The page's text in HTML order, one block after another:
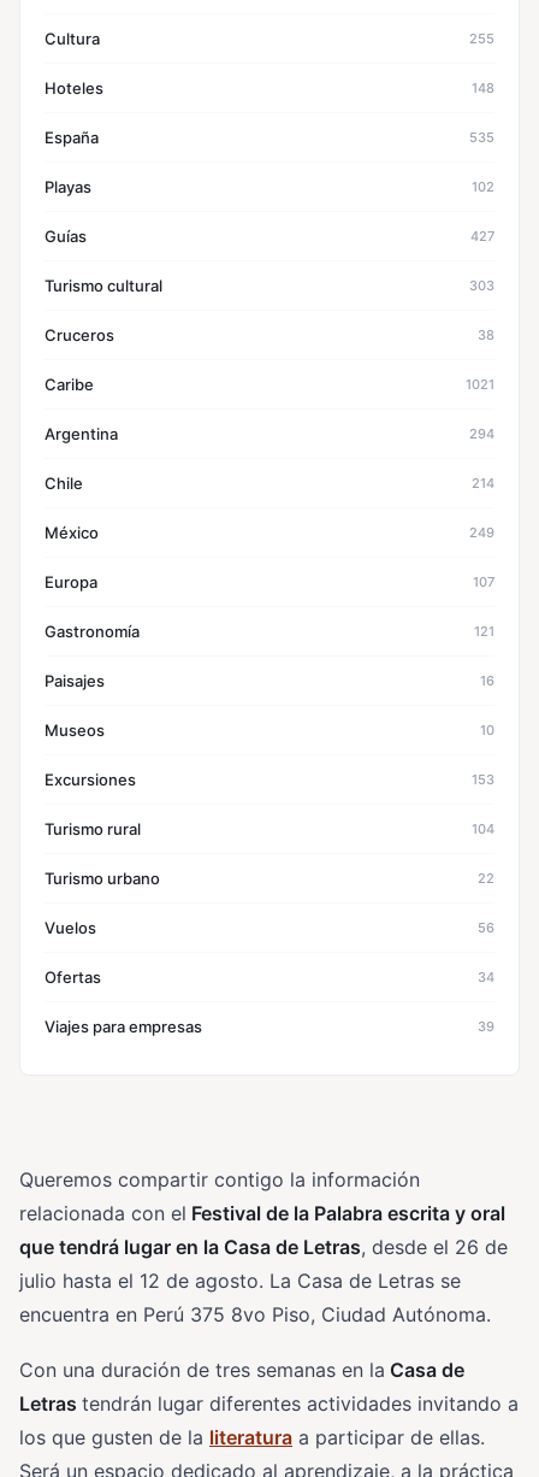
Cultura 255
Hoteles 148
España 535
Playas 102
Guías 427
Turismo cultural 303
Cruceros 38
Caribe 1021
Argentina 294
Chile 214
México 249
Europa 107
Gastronomía 121
Paisajes 16
Museos 10
Excursiones 153
Turismo rural 104
Turismo urbano 22
Vuelos 56
Ofertas 34
Viajes para empresas 39
Queremos compartir contigo la información
relacionada con el Festival de la Palabra escrita y oral
que tendrá lugar en la Casa de Letras, desde el 26 de
julio hasta el 12 de agosto. La Casa de Letras se
encuentra en Perú 375 8vo Piso, Ciudad Autónoma.
Con una duración de tres semanas en la Casa de
Letras tendrán lugar diferentes actividades invitando a
los que gusten de la literatura a participar de ellas.
Será un espacio dedicado al aprendizaje, a la práctica